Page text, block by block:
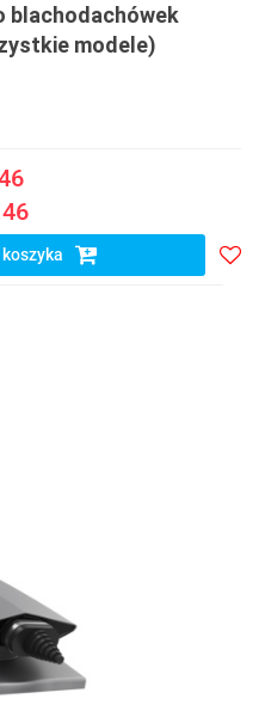
blachodachówek
modele)
koszyka